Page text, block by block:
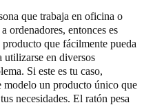
que trabaja en oficina o
ordenadores, entonces es
que fácilmente pueda
en diversos
Si este es tu caso,
modelo un producto único que
necesidades. El ratón pesa